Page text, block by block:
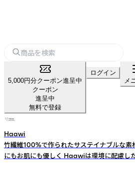
5,000円分クーポン進呈中
クーポン
進呈中
無料で登録
ログイン
メ
Haawi
竹繊維100%で作られたサステイナブルな素
にもお肌にも優しく Haawiは環境に配慮し